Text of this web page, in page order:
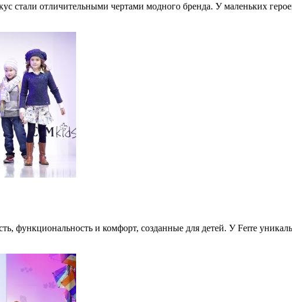
стали отличительными чертами модного бренда. У маленьких
функциональность и комфорт, созданные для детей. У Ferre